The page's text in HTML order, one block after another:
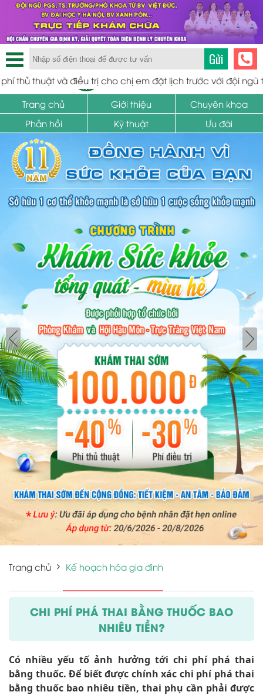
TRUNG TÂM PHỤ KHOA
SỨC KHỎE SINH SẢN
Trang chủ Giới thiệu
Chuyên khoa
Phản hồi
Kỹ thuật Ưu đãi
Trang chủ Kế hoạch hóa gia đình
CHI PHÍ PHÁ THAI BẰNG THUỐC BAO
NHIÊU TIỀN?
Có nhiều yếu tố ảnh hưởng tới chi phí phá thai
bằng thuốc. Để biết được chính xác chi phí phá thai
bằng thuốc bao nhiêu tiền, thai phụ cần phải được
Gửi
điều trị cho chị em đặt lịch trước với đội ngũ tiến sĩ bác sĩ